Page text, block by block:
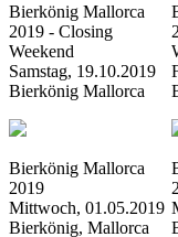
Bierkönig Mallorca
2019 - Closing
Weekend
Samstag, 19.10.2019
Bierkönig Mallorca
Bierkönig Mallorca
2019
Mittwoch, 01.05.2019
Bierkönig, Mallorca